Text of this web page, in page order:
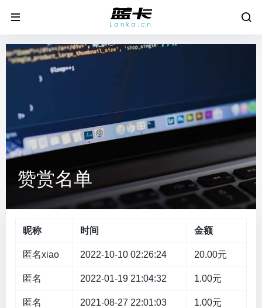
赞赏名单
昵称 时间 金额
匿名xiao 2022-10-10 02:26:24 20.00元
匿名 2022-01-19 21:04:32 1.00元
匿名 2021-08-27 22:01:03 1.00元